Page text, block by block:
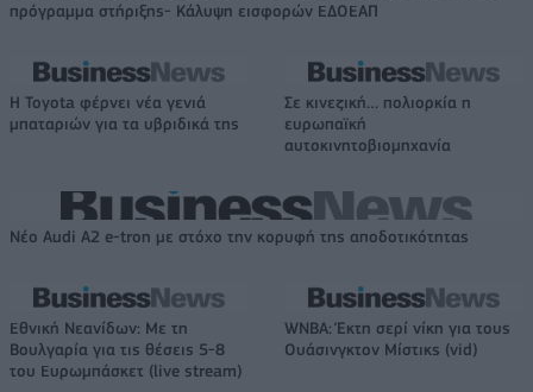
πρόγραμμα στήριξης- Κάλυψη εισφορών ΕΔΟΕΑΠ
Η Toyota φέρνει νέα γενιά
μπαταριών για τα υβριδικά της
Σε κινεζική… πολιορκία η
ευρωπαϊκή
αυτοκινητοβιομηχανία
Νέο Audi A2 e-tron με στόχο την κορυφή της αποδοτικότητας
Εθνική Νεανίδων: Με τη
Βουλγαρία για τις θέσεις 5-8
του Ευρωμπάσκετ (live stream)
WNBA: Έκτη σερί νίκη για τους
Ουάσινγκτον Μίστικς (vid)